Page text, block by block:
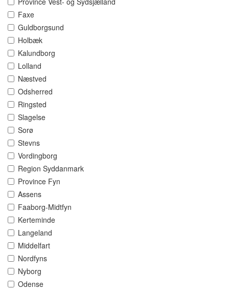
Faxe
Guldborgsund
Holbæk
Kalundborg
Lolland
Næstved
Odsherred
Ringsted
Slagelse
Sorø
Stevns
Vordingborg
Region Syddanmark
Province Fyn
Assens
Faaborg-Midtfyn
Kerteminde
Langeland
Middelfart
Nordfyns
Nyborg
Odense